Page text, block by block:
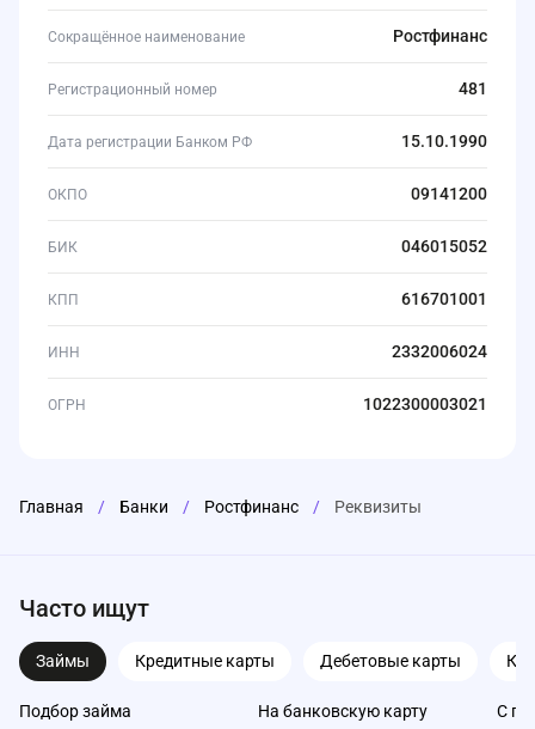
Сокращённое наименование Ростфинанс
Регистрационный номер 481
Дата регистрации Банком РФ 15.10.1990
ОКПО 09141200
БИК 046015052
КПП 616701001
ИНН 2332006024
ОГРН 1022300003021
Главная / Банки / Ростфинанс / Реквизиты
Часто ищут
Займы Кредитные карты Дебетовые карты
Подбор займа
На банковскую карту
С